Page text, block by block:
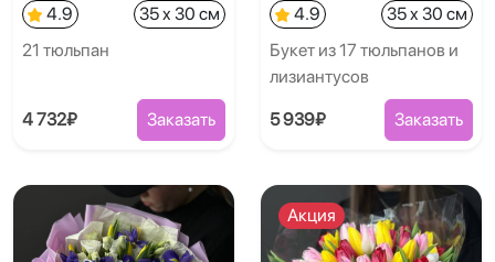
4.9
35 x 30 см
21 тюльпан
4 732₽ Заказать
4.9
35 x 30 см
Букет из 17 тюльпанов и
лизиантусов
5 939₽ Заказать
Акция